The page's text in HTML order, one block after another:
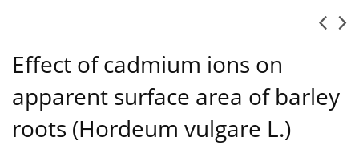
Effect of cadmium ions on
apparent surface area of barley
roots (Hordeum vulgare L.)